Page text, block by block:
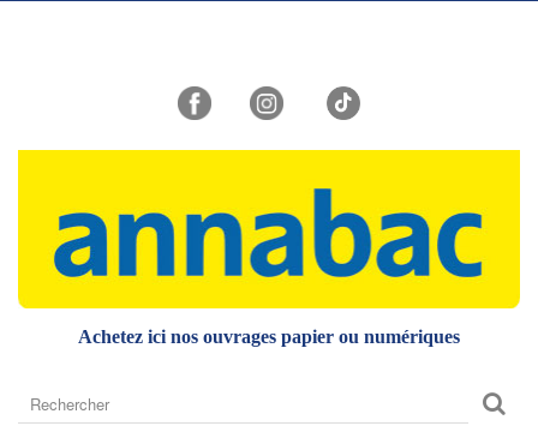
Achetez ici nos ouvrages papier ou numériques
sur